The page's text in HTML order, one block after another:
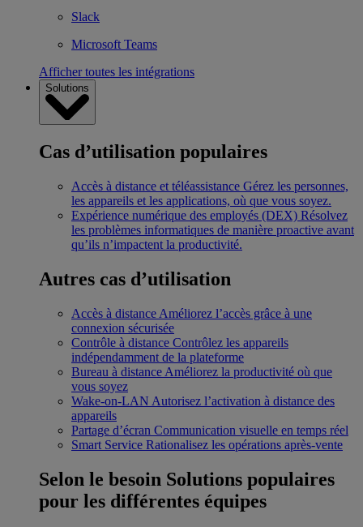
Slack
Microsoft Teams
Afficher toutes les intégrations
Solutions
Cas d’utilisation populaires
Accès à distance et téléassistance Gérez les personnes,
les appareils et les applications, où que vous soyez.
Expérience numérique des employés (DEX) Résolvez
les problèmes informatiques de manière proactive avant
qu’ils n’impactent la productivité.
Autres cas d’utilisation
Accès à distance Améliorez l’accès grâce à une
connexion sécurisée
Contrôle à distance Contrôlez les appareils
indépendamment de la plateforme
Bureau à distance Améliorez la productivité où que
vous soyez
Wake-on-LAN Autorisez l’activation à distance des
appareils
Partage d’écran Communication visuelle en temps réel
Smart Service Rationalisez les opérations après-vente
Selon le besoin Solutions populaires
pour les différentes équipes